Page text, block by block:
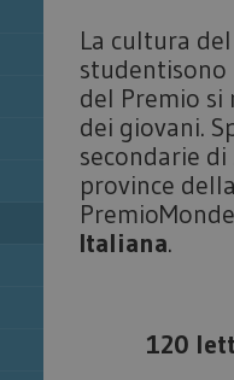
La cultura
del Premio si
dei giovani.
secondarie
province
Italiana.
120